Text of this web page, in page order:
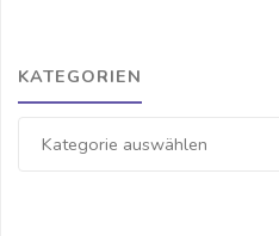
KATEGORIEN